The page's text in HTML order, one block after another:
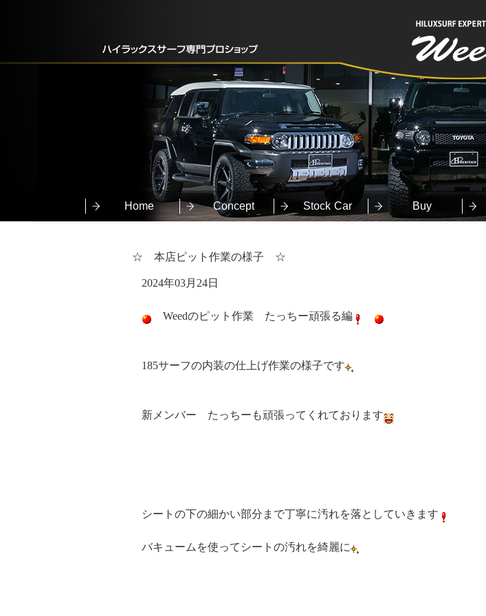
EXPERT SHOP
Weed
Home Concept Stock Car Buy
☆ 本店ピット作業の様子 ☆
2024年03月24日
Weedのピット作業 たっちー頑張る編
185サーフの内装の仕上げ作業の様子です
新メンバー たっちーも頑張ってくれております
シートの下の細かい部分まで丁寧に汚れを落としていきます
バキュームを使ってシートの汚れを綺麗に